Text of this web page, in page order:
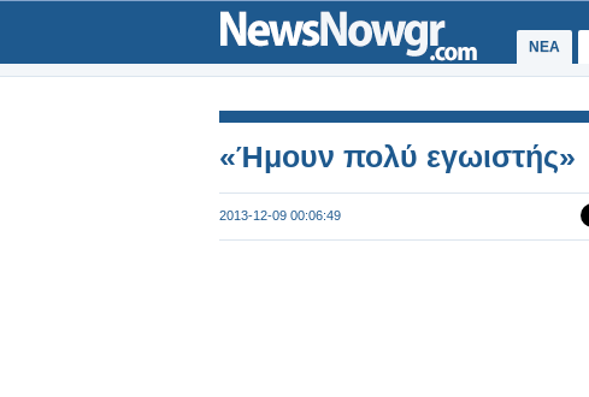
ΝΕΑ
«Ήμουν πολύ εγωιστής»
2013-12-09 00:06:49